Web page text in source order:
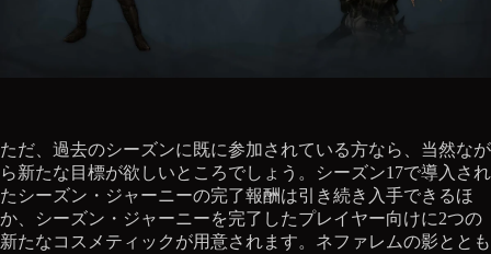
ただ、過去のシーズンに既に参加されている方なら、当然なが
ら新たな目標が欲しいところでしょう。シーズン17で導入され
たシーズン・ジャーニーの完了報酬は引き続き入手できるほ
か、シーズン・ジャーニーを完了したプレイヤー向けに2つの
新たなコスメティックが用意されます。ネファレムの影ととも